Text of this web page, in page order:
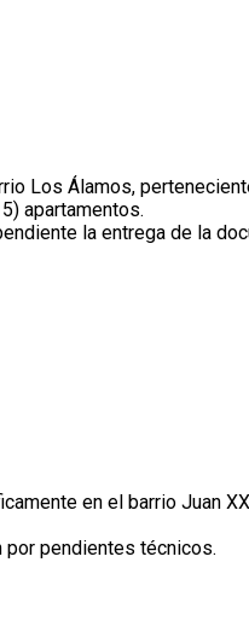
Los Álamos,
apartamentos.
la entrega de la
en el barrio Juan
por pendientes técnicos.